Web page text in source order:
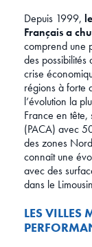
Depuis 1999,
Français a
comprend une
des possibilités
crise
régions à forte
l’évolution la
France en tête,
(PACA) avec
des zones
connaît une
avec des
dans le
LES VILLES